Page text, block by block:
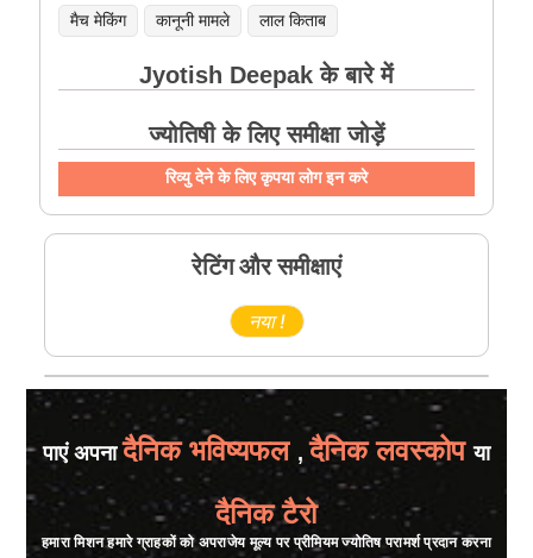
मैच मेकिंग
कानूनी मामले लाल किताब
Jyotish Deepak के बारे में
ज्योतिषी के लिए समीक्षा जोड़ें
रिव्यु देने के लिए कृपया लोग इन करे
रेटिंग और समीक्षाएं
नया !
पाएं अपनादैनिक भविष्यफल , दैनिक लवस्कोपया
दैनिक टैरो
हमारा मिशन हमारे ग्राहकों को अपराजेय मूल्य पर प्रीमियम ज्योतिष परामर्श प्रदान करना